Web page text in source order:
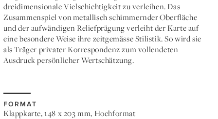
dreidimensionale Vielschichtigkeit zu verleihen. Das
Zusammenspiel von metallisch schimmernder Oberfläche
und der aufwändigen Reliefprägung verleiht der Karte auf
eine besondere Weise ihre zeitgemässe Stilistik. So wird sie
als Träger privater Korrespondenz zum vollendeten
Ausdruck persönlicher Wertschätzung.
FORMAT
Klappkarte, 148 x 203 mm, Hochformat